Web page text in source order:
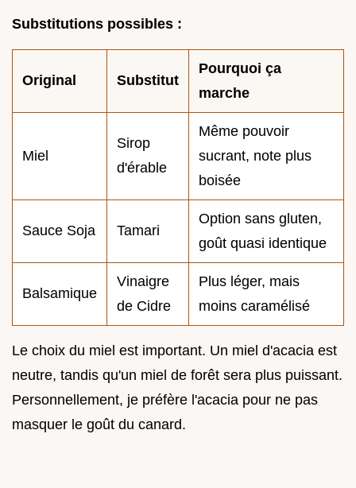
Substitutions possibles :
Original Substitut
Pourquoi ça
marche
Miel
Sirop
d'érable
Même pouvoir
sucrant, note plus
boisée
Sauce Soja Tamari
Option sans gluten,
goût quasi identique
Balsamique
Vinaigre
de Cidre
Plus léger, mais
moins caramélisé
Le choix du miel est important. Un miel d'acacia est
neutre, tandis qu'un miel de forêt sera plus puissant.
Personnellement, je préfère l'acacia pour ne pas
masquer le goût du canard.